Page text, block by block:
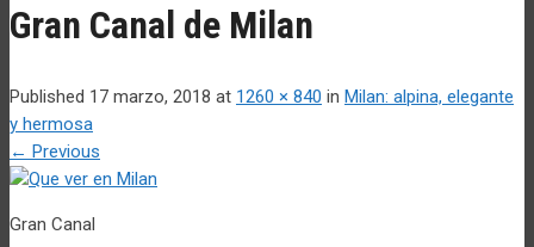
Gran Canal de Milan
Published 17 marzo, 2018 at 1260 × 840 in Milan: alpina, elegante
y hermosa
← Previous
Gran Canal